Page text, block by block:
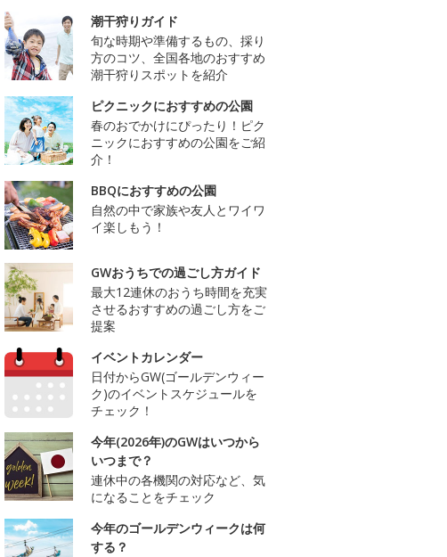
潮干狩りガイド
旬な時期や準備するもの、採り
方のコツ、全国各地のおすすめ
潮干狩りスポットを紹介
ピクニックにおすすめの公園
春のおでかけにぴったり！ピク
ニックにおすすめの公園をご紹
介！
BBQにおすすめの公園
自然の中で家族や友人とワイワ
イ楽しもう！
GWおうちでの過ごし方ガイド
最大12連休のおうち時間を充実
させるおすすめの過ごし方をご
提案
イベントカレンダー
日付からGW(ゴールデンウィー
ク)のイベントスケジュールを
チェック！
今年(2026年)のGWはいつから
いつまで？
連休中の各機関の対応など、気
になることをチェック
今年のゴールデンウィークは何
する？